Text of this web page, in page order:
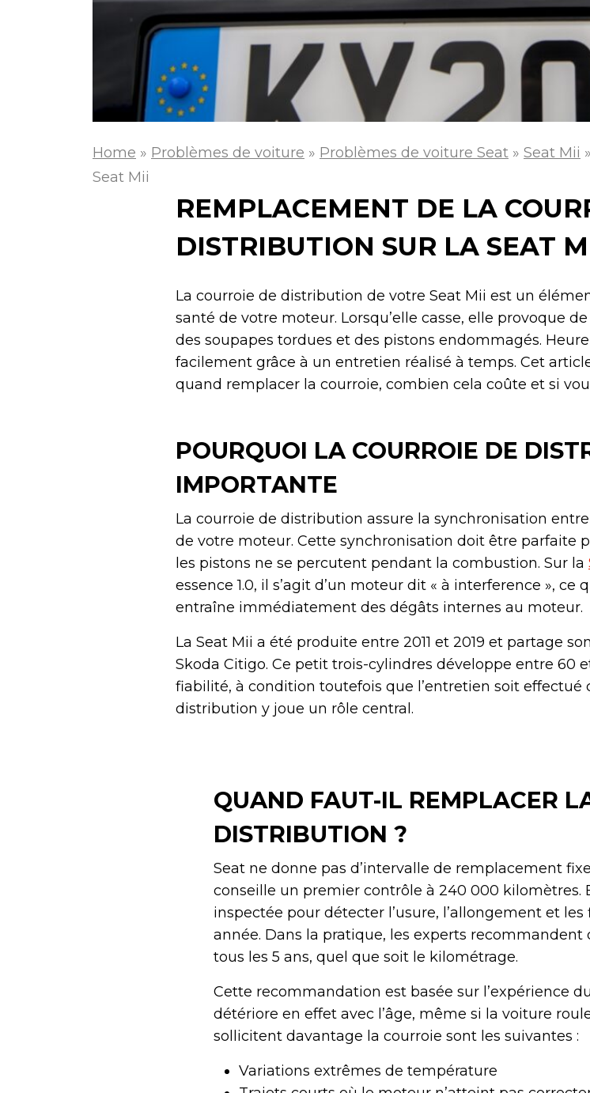
Home » Problèmes de voiture » Problèmes de voiture Seat » Seat Mii »
Seat Mii
REMPLACEMENT DE LA
DISTRIBUTION SUR LA SEAT
La courroie de distribution de votre Seat Mii est un
santé de votre moteur. Lorsqu’elle casse, elle provoque
des soupapes tordues et des pistons endommagés.
facilement grâce à un entretien réalisé à temps. Cet
quand remplacer la courroie, combien cela coûte et si
POURQUOI LA COURROIE DE
IMPORTANTE
La courroie de distribution assure la synchronisation
de votre moteur. Cette synchronisation doit être parfaite
les pistons ne se percutent pendant la combustion. Sur la
essence 1.0, il s’agit d’un moteur dit « à interference », ce
entraîne immédiatement des dégâts internes au moteur.
La Seat Mii a été produite entre 2011 et 2019 et partage
Skoda Citigo. Ce petit trois-cylindres développe entre 60
fiabilité, à condition toutefois que l’entretien soit effectué
distribution y joue un rôle central.
QUAND FAUT-IL REMPLACER
DISTRIBUTION ?
Seat ne donne pas d’intervalle de remplacement
conseille un premier contrôle à 240 000 kilomètres.
inspectée pour détecter l’usure, l’allongement et les
année. Dans la pratique, les experts
tous les 5 ans, quel que soit le kilométrage.
Cette recommandation est basée sur l’expérience
détériore en effet avec l’âge, même si la voiture
sollicitent davantage la courroie sont les suivantes :
Variations extrêmes de température